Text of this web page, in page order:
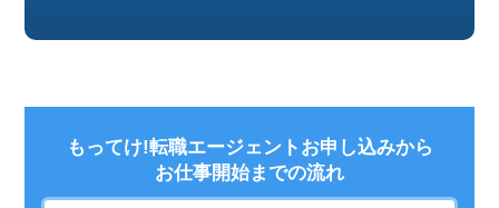
もってけ!転職エージェントお申し込みから
お仕事開始までの流れ